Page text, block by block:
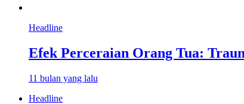
Headline
Efek Perceraian Orang Tua:
11 bulan yang lalu
Headline